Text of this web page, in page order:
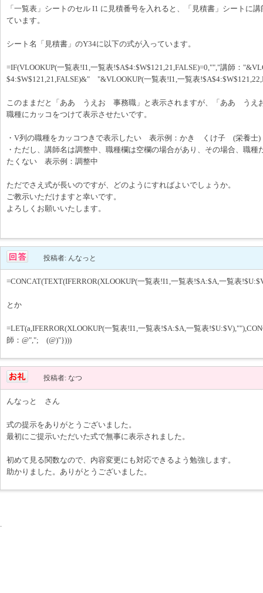
「一覧表」シートのセル I1 に見積番号を入れると、「見積書」シートに
ています。
シート名「見積書」のY34に以下の式が入っています。
=IF(VLOOKUP(一覧表!I1,一覧表!$A$4:$W$121,21,FALSE)=0,"","講師：
$4:$W$121,21,FALSE)&" "&VLOOKUP(一覧表!I1,一覧表
このままだと「ああ うえお 事務職」と表示されますが、「ああ うえ
職種にカッコをつけて表示させたいです。
・V列の職種をカッコつきで表示したい 表示例：かき くけ子 (栄養士)
・ただし、講師名は調整中、職種欄は空欄の場合があり、その場合、職
たくない 表示例：調整中
ただでさえ式が長いのですが、どのようにすればよいでしょうか。
ご教示いただけますと幸いです。
よろしくお願いいたします。
投稿者: んなっと
=CONCAT(TEXT(IFERROR(XLOOKUP(一覧表!I1,一覧表!$A:$A,一覧表
とか
=LET(a,IFERROR(XLOOKUP(一覧表!I1,一覧表!$A:$A,一覧表
師：@","; (@)"})))
投稿者: なつ
んなっと さん
式の提示をありがとうございました。
最初にご提示いただいた式で無事に表示されました。
初めて見る関数なので、内容変更にも対応できるよう勉強します。
助かりました。ありがとうございました。